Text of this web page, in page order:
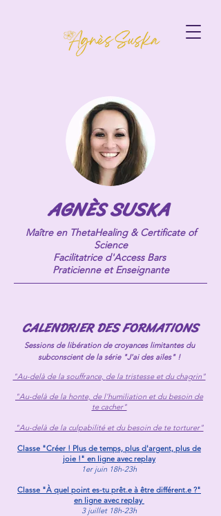
AGNÈS SUSKA
Maître en ThetaHealing & Certificate of
Science
Facilitatrice d'Access Bars
Praticienne et Enseignante
CALENDRIER DES FORMATIONS
Sessions de libération de croyances limitantes du
subconscient de la série "J'ai des ailes" !
"Au-delà de la souffrance, de la tristesse et du chagrin"
"Au-delà de la honte, de l'humiliation et du besoin de
te cacher"
"Au-delà de la culpabilité et du besoin de te torturer"
Classe "Créer ! Plus de temps, plus d'argent, plus de
joie !" en ligne avec replay
1er juin 18h-23h
Classe "À quel point es-tu prêt.e à être différent.e ?"
en ligne avec replay
3 juillet 18h-23h